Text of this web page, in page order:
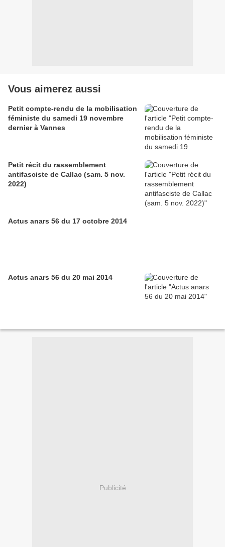
Vous aimerez aussi
Petit compte-rendu de la mobilisation
féministe du samedi 19 novembre
dernier à Vannes
Petit récit du rassemblement
antifasciste de Callac (sam. 5 nov.
2022)
Actus anars 56 du 17 octobre 2014
Actus anars 56 du 20 mai 2014
Publicité